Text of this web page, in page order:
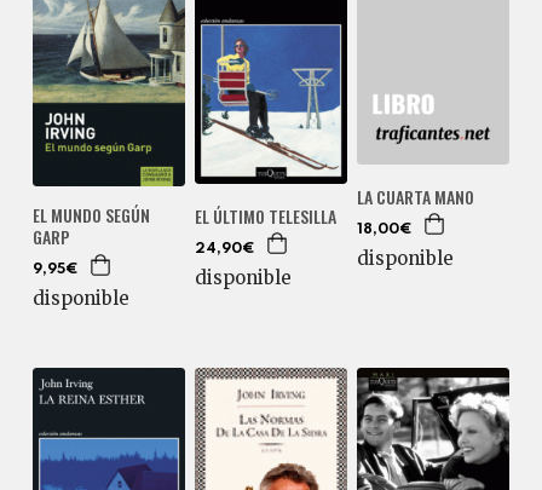
EL MUNDO SEGÚN
GARP
9,95€
disponible
EL ÚLTIMO TELESILLA
24,90€
disponible
LA CUARTA MANO
18,00€
disponible